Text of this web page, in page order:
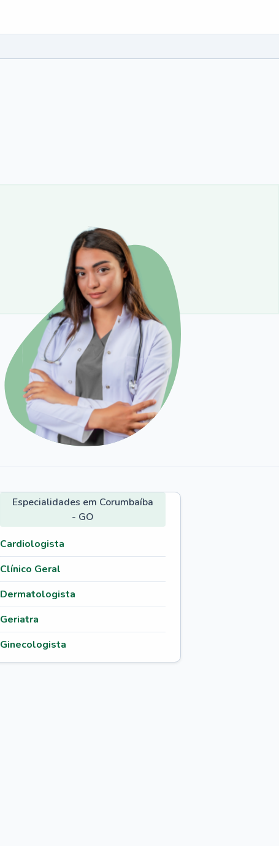
Especialidades em Corumbaíba
- GO
Cardiologista
Clínico Geral
Dermatologista
Geriatra
Ginecologista